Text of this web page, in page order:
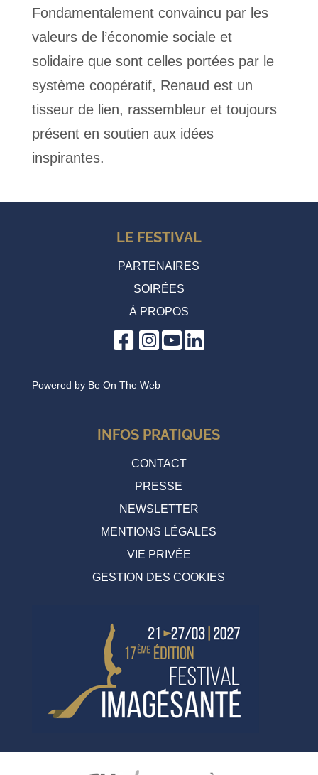
Fondamentalement convaincu par les
valeurs de l’économie sociale et
solidaire que sont celles portées par le
système coopératif, Renaud est un
tisseur de lien, rassembleur et toujours
présent en soutien aux idées
inspirantes.
LE FESTIVAL
PARTENAIRES
SOIRÉES
À PROPOS
Powered by Be On The Web
INFOS PRATIQUES
CONTACT
PRESSE
NEWSLETTER
MENTIONS LÉGALES
VIE PRIVÉE
GESTION DES COOKIES